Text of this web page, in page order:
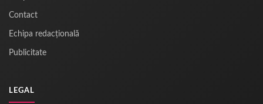
Contact
Echipa redacțională
Publicitate
LEGAL